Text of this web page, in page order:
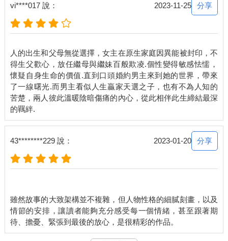
vi****017 說： 2023-11-25 分享
人的出生和父母無從選擇，女主在原生家庭因異能被封印，不
得生父歡心，放任繼母與繼妹百般欺凌.個性變得敏感怯懦，
懷疑自身生命的價值.直到口頭婚約男主來到她的世界，帶來
了一線曙光.而男主看似人生贏家天選之子，也有不為人知的
苦楚，兩人彼此溫暖陰暗傷痛的內心，從此相伴此生締結最深
43********229 說： 2023-01-20 分享
雖然故事的大致架構並不複雜，但人物性格的細膩刻畫，以及
情節的安排，讓讀者能夠充分感受每一個情緒，甚至跟著期